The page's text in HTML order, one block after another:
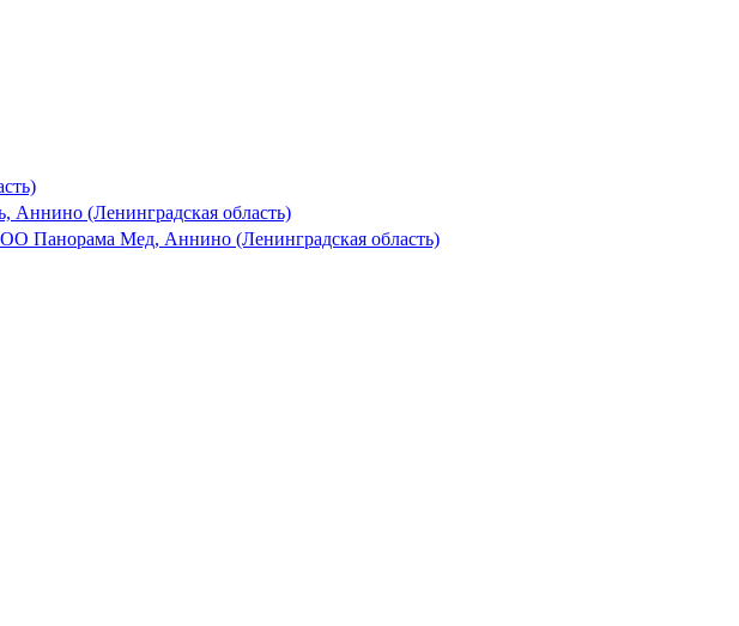
(Ленинградская область)
Панорама Мед, Аннино (Ленинградская область)